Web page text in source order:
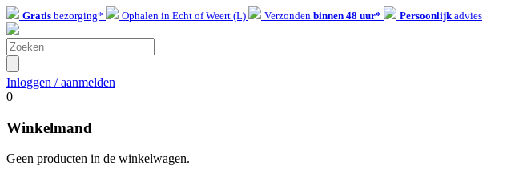
Gratis bezorging* Ophalen in Echt of Weert (L) Verzonden binnen 48 uur* Persoonlijkadvies
Inloggen / aanmelden
0
Winkelmand
Geen producten in de winkelwagen.